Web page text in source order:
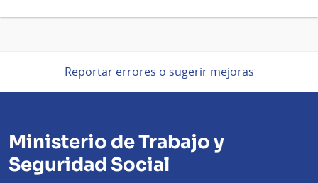
Reportar errores o sugerir mejoras
Ministerio de Trabajo y
Seguridad Social